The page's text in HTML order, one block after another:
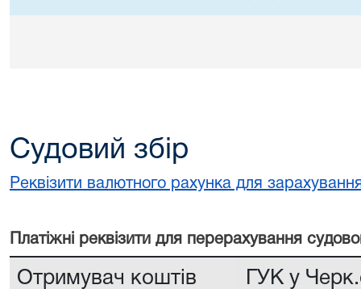
Судовий збір
Реквізити валютного рахунка для
Платiжнi реквiзити для перерахування
Отримувач коштів
ГУК у